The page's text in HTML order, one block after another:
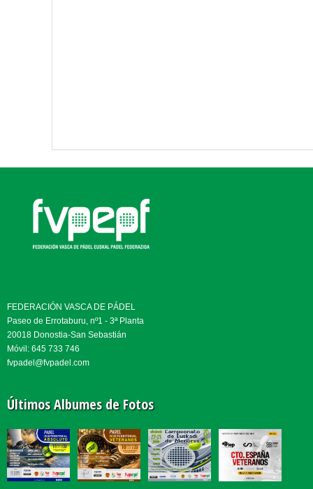
FEDERACIÓN VASCA DE PÁDEL
Paseo de Errotaburu, nº1 - 3ª Planta
20018 Donostia-San Sebastián
Móvil: 645 733 746
fvpadel@fvpadel.com
Últimos Albumes de Fotos